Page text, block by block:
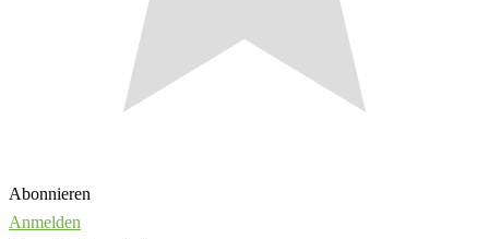
Abonnieren
Anmelden